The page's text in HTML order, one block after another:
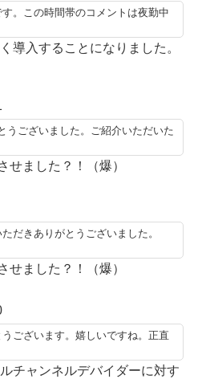
。この時間帯のコメントは夜勤中
導入することになりました。
うございました。ご紹介いただいた
せました？！（爆）
だきありがとうございました。
せました？！（爆）
ございます。嬉しいですね。正直
チャンネルデバイダーに対す